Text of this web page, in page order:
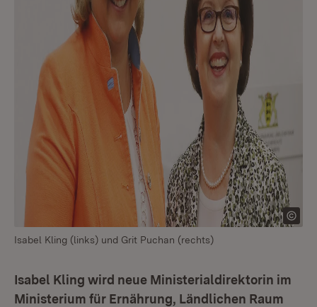
Isabel Kling (links) und Grit Puchan (rechts)
Isabel Kling wird neue Ministerialdirektorin im
Ministerium für Ernährung, Ländlichen Raum